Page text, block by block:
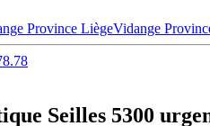
Province LiègeVidange
Seilles 5300